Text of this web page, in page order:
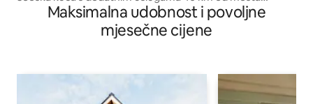
Birchenough.
Maksimalna udobnost i povoljne
mjesečne cijene